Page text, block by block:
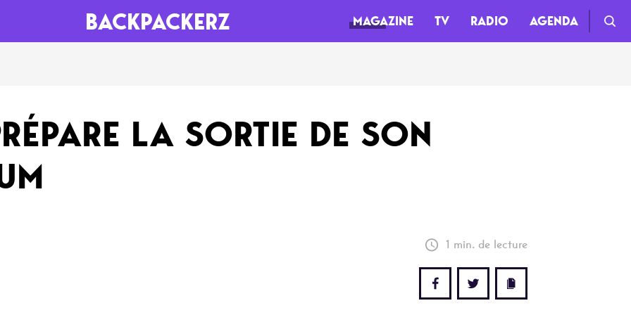
BACKPACKERZ MAGAZINE TV RADIO AGENDA
Paris
Festivals
Playlists
LA SORTIE DE SON
1 min. de lecture